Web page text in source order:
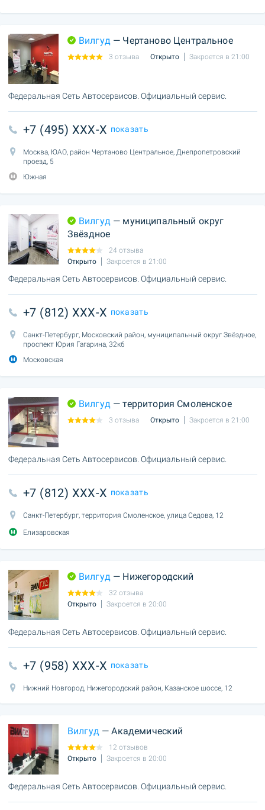
Вилгуд — Чертаново Центральное
3 отзыва Открыто Закроется в 21:00
Федеральная Сеть Автосервисов. Официальный сервис.
+7 (495) XXX-X показать
Москва, ЮАО, район Чертаново Центральное, Днепропетровский
проезд, 5
Южная
Вилгуд — муниципальный округ
Звёздное
24 отзыва
Открыто
Закроется в 21:00
Федеральная Сеть Автосервисов. Официальный сервис.
+7 (812) XXX-X показать
Санкт-Петербург, Московский район, муниципальный округ Звёздное,
проспект Юрия Гагарина, 32к6
Московская
Вилгуд — территория Смоленское
3 отзыва Открыто Закроется в 21:00
Федеральная Сеть Автосервисов. Официальный сервис.
+7 (812) XXX-X показать
Санкт-Петербург, территория Смоленское, улица Седова, 12
Елизаровская
Вилгуд — Нижегородский
32 отзыва
Открыто
Закроется в 20:00
Федеральная Сеть Автосервисов. Официальный сервис.
+7 (958) XXX-X показать
Нижний Новгород, Нижегородский район, Казанское шоссе, 12
Вилгуд — Академический
12 отзывов
Открыто
Закроется в 20:00
Федеральная Сеть Автосервисов. Официальный сервис.